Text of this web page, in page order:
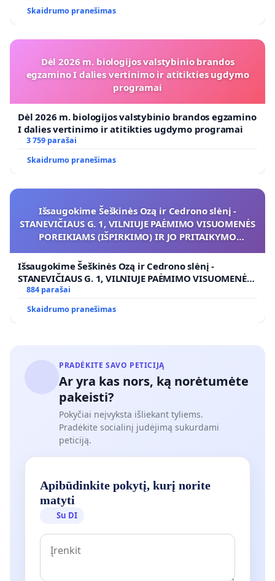
Skaidrumo pranešimas
Dėl 2026 m. biologijos valstybinio brandos
egzamino I dalies vertinimo ir atitikties ugdymo
programai
Dėl 2026 m. biologijos valstybinio brandos egzamino
I dalies vertinimo ir atitikties ugdymo programai
3 759 parašai
Skaidrumo pranešimas
Išsaugokime Šeškinės Ozą ir Cedrono slėnį -
STANEVIČIAUS G. 1, VILNIUJE PAĖMIMO VISUOMENĖS
POREIKIAMS (IŠPIRKIMO) IR JO PRITAIKYMO
Išsaugokime Šeškinės Ozą ir Cedrono slėnį -
STANEVIČIAUS G. 1, VILNIUJE PAĖMIMO VISUOMENĖS
POREIKIAMS (IŠPIRKIMO) IR JO PRITAIKYMO VIEŠAJAI
ŽELDYNŲ FUNKCIJAI
884 parašai
Skaidrumo pranešimas
PRADĖKITE SAVO PETICIJĄ
Ar yra kas nors, ką norėtumėte
pakeisti?
Pokyčiai neįvyksta išliekant tyliems.
Pradėkite socialinį judėjimą sukurdami
peticiją.
Apibūdinkite pokytį, kurį norite
matyti
Su DI